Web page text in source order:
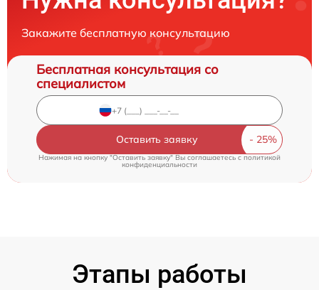
Закажите бесплатную консультацию
Бесплатная консультация со
специалистом
Оставить заявку
Нажимая на кнопку "Оставить заявку" Вы соглашаетесь cполитикой
конфиденциальности
Этапы работы